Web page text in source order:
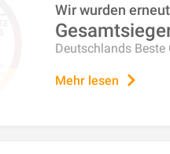
Wir wurden
Deutschlands
Mehr lesen